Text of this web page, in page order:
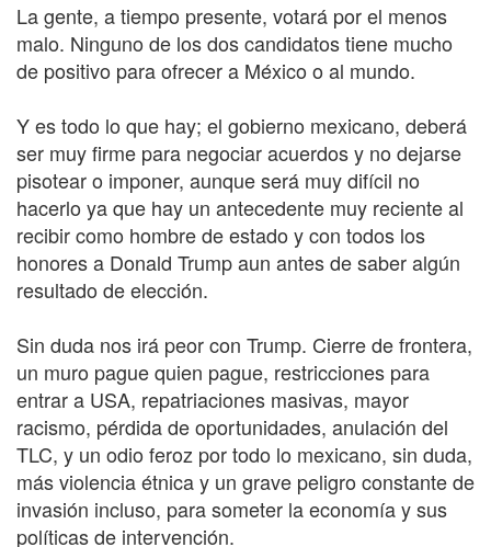
La gente, a tiempo presente, votará por el menos
malo. Ninguno de los dos candidatos tiene mucho
de positivo para ofrecer a México o al mundo.
Y es todo lo que hay; el gobierno mexicano, deberá
ser muy firme para negociar acuerdos y no dejarse
pisotear o imponer, aunque será muy difícil no
hacerlo ya que hay un antecedente muy reciente al
recibir como hombre de estado y con todos los
honores a Donald Trump aun antes de saber algún
resultado de elección.
Sin duda nos irá peor con Trump. Cierre de frontera,
un muro pague quien pague, restricciones para
entrar a USA, repatriaciones masivas, mayor
racismo, pérdida de oportunidades, anulación del
TLC, y un odio feroz por todo lo mexicano, sin duda,
más violencia étnica y un grave peligro constante de
invasión incluso, para someter la economía y sus
políticas de intervención.